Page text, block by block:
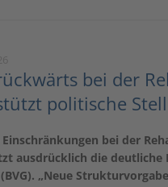
bei der
politische
bei der
ausdrücklich die deutliche
„Neue